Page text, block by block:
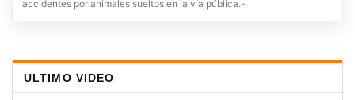
accidentes por animales sueltos en la vía pública.-
ULTIMO VIDEO